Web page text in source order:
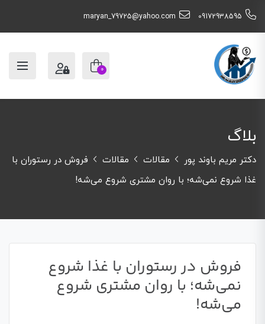
09172938595
maryan_79725@yahoo.com
0
بلاگ
دکتر مریم باوند پور مقالات مقالات
فروش در رستوران با
غذا شروع نمی‌شه؛ با روان مشتری شروع می‌شه!
فروش در رستوران با غذا شروع
نمی‌شه؛ با روان مشتری شروع
می‌شه!